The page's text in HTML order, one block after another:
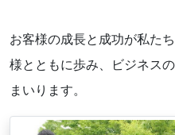
お客様の成長と成功が私た
様とともに歩み、ビジネス
まいります。